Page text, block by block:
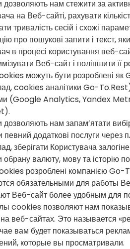
нам стежити за
на Веб-сайті, рахувати
тривалість сесій і схожі
про пошукові запити і текст,
в процесі користування веб-
Веб-сайт і поліпшити її
можуть бути розроблені як
cookies аналітики Go-
(Google Analytics, Yandex
нам запам’ятати
певний додаткові послуги через
зберігати Користувача
обрану валюту, мову та історію
розроблені компанією Go-
обязательными для работы
Веб-сайт более удобным для
cookies позволяют нам
веб-сайтах. Это называется
вам будет показываться
которые вы просматривали.